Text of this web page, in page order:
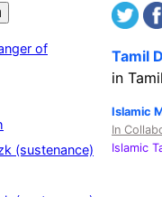
of
(sustenance)
Tamil
in Tamil
Islamic
In
Islamic